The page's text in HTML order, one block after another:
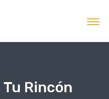
Tu Rincón